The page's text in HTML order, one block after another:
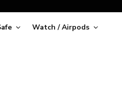
Alışveriş!
Watch / Airpods